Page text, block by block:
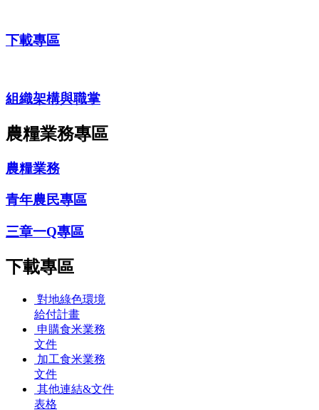
下載專區
組織架構與職掌
農糧業務專區
農糧業務
青年農民專區
三章一Q專區
下載專區
對地綠色環境
給付計畫
申購食米業務
文件
加工食米業務
文件
其他連結&文件
表格